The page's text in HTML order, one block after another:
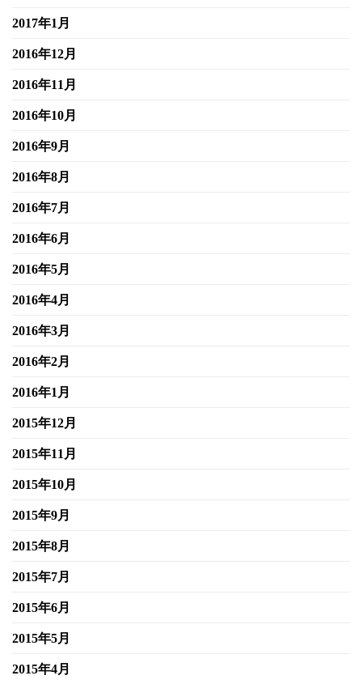
2017年1月
2016年12月
2016年11月
2016年10月
2016年9月
2016年8月
2016年7月
2016年6月
2016年5月
2016年4月
2016年3月
2016年2月
2016年1月
2015年12月
2015年11月
2015年10月
2015年9月
2015年8月
2015年7月
2015年6月
2015年5月
2015年4月